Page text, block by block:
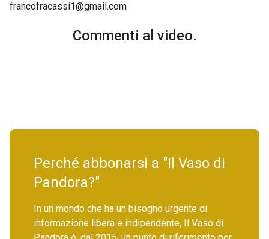
francofracassi1@gmail.com
Commenti al video.
Perché abbonarsi a "Il Vaso di
Pandora?"
In un mondo che ha un bisogno urgente di
informazione libera e indipendente, Il Vaso di